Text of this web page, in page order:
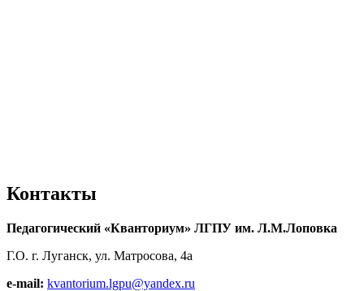
Контакты
Педагогический «Кванториум» ЛГПУ им. Л.М.Лоповка
Г.О. г. Луганск, ул. Матросова, 4а
e-mail: kvantorium.lgpu@yandex.ru